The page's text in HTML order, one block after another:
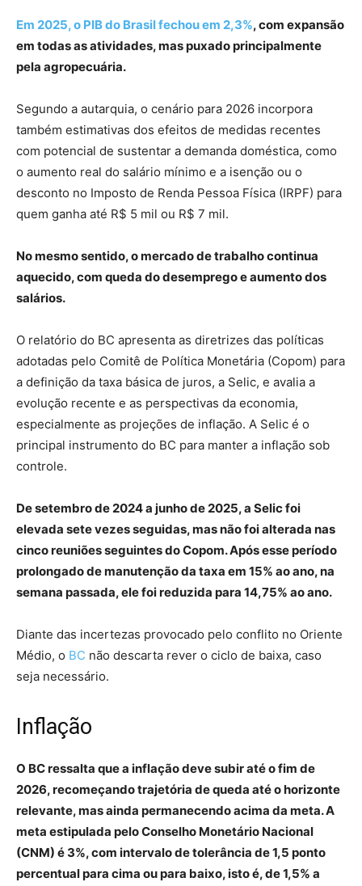
Em 2025, o PIB do Brasil fechou em 2,3%, com expansão
em todas as atividades, mas puxado principalmente
pela agropecuária.
Segundo a autarquia, o cenário para 2026 incorpora
também estimativas dos efeitos de medidas recentes
com potencial de sustentar a demanda doméstica, como
o aumento real do salário mínimo e a isenção ou o
desconto no Imposto de Renda Pessoa Física (IRPF) para
quem ganha até R$ 5 mil ou R$ 7 mil.
No mesmo sentido, o mercado de trabalho continua
aquecido, com queda do desemprego e aumento dos
salários.
O relatório do BC apresenta as diretrizes das políticas
adotadas pelo Comitê de Política Monetária (Copom) para
a definição da taxa básica de juros, a Selic, e avalia a
evolução recente e as perspectivas da economia,
especialmente as projeções de inflação. A Selic é o
principal instrumento do BC para manter a inflação sob
controle.
De setembro de 2024 a junho de 2025, a Selic foi
elevada sete vezes seguidas, mas não foi alterada nas
cinco reuniões seguintes do Copom. Após esse período
prolongado de manutenção da taxa em 15% ao ano, na
semana passada, ele foi reduzida para 14,75% ao ano.
Diante das incertezas provocado pelo conflito no Oriente
Médio, o BC não descarta rever o ciclo de baixa, caso
seja necessário.
Inflação
O BC ressalta que a inflação deve subir até o fim de
2026, recomeçando trajetória de queda até o horizonte
relevante, mas ainda permanecendo acima da meta. A
meta estipulada pelo Conselho Monetário Nacional
(CNM) é 3%, com intervalo de tolerância de 1,5 ponto
percentual para cima ou para baixo, isto é, de 1,5% a